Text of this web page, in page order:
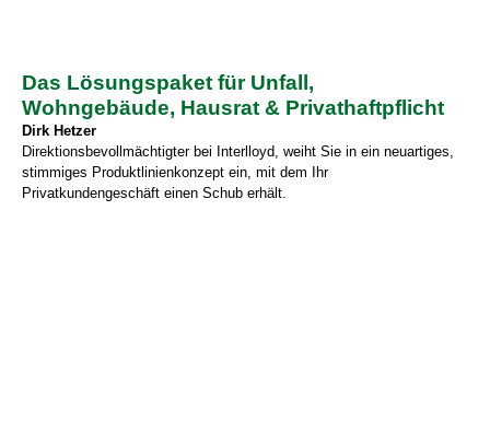
Das Lösungspaket für Unfall,
Wohngebäude, Hausrat & Privathaftpflicht
Dirk Hetzer
Direktionsbevollmächtigter bei Interlloyd, weiht Sie in ein neuartiges,
stimmiges Produktlinienkonzept ein, mit dem Ihr
Privatkundengeschäft einen Schub erhält.